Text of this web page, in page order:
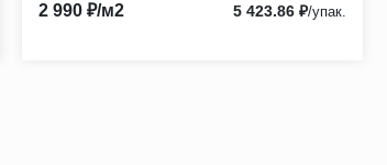
2 990 ₽/м2 5 423.86 ₽/упак.